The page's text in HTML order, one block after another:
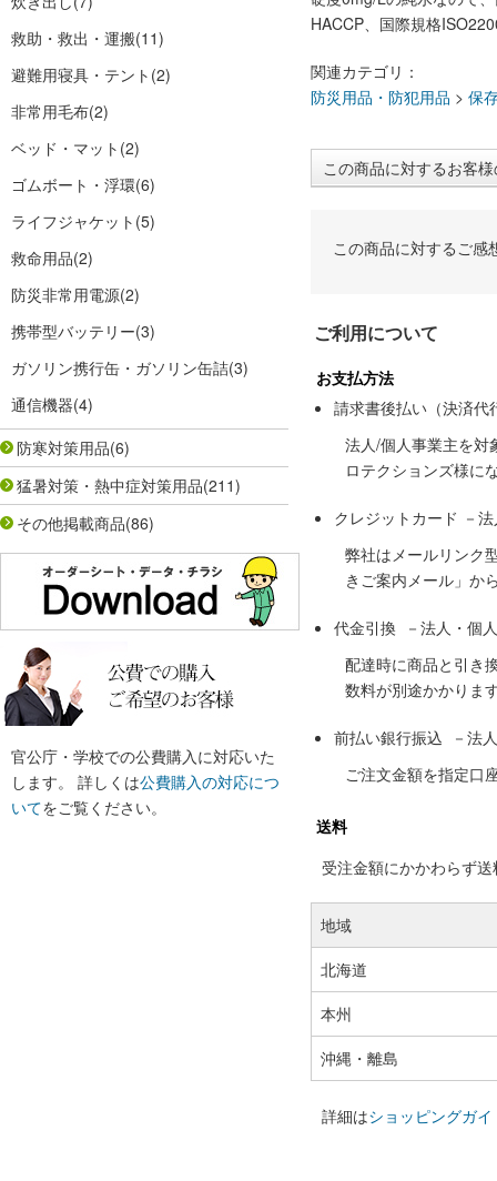
救助・救出・運搬(11)
避難用寝具・テント (2)
非常用毛布(2)
ベッド・マット (2)
ゴムボート・浮環(6)
ライフジャケット (5)
救命用品(2)
防災非常用電源(2)
携帯型バッテリー(3)
ガソリン携行缶・ガソリン缶詰(3)
通信機器(4)
防寒対策用品(6)
猛暑対策・熱中症対策用品(211)
その他掲載商品(86)
官公庁・学校での公費購入に対応いた
します。 詳しくは公費購入の対応につ
いてをご覧ください。
HACCP、国際規格
関連カテゴリ：
防災用品・防犯用品 > 保
この商品に対するお客
この商品に対するご感
ご利用について
お支払方法
請求書後払い（決済代
法人/個人事業主を対
ロテクションズ様に
クレジットカード －
弊社はメールリンク
きご案内メール」か
代金引換 －法人・個
配達時に商品と引き
数料が別途かかりま
前払い銀行振込 －法
ご注文金額を指定口
送料
受注金額にかかわらず
地域
北海道
本州
沖縄・離島
詳細はショッピングガイ